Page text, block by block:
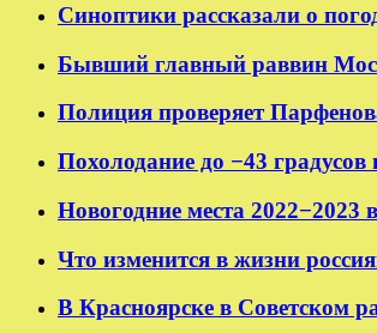
Синоптики рассказали о
Бывший главный раввин
Полиция проверяет
Похолодание до −43
Новогодние места
Что изменится в жизни
В Красноярске в Советском